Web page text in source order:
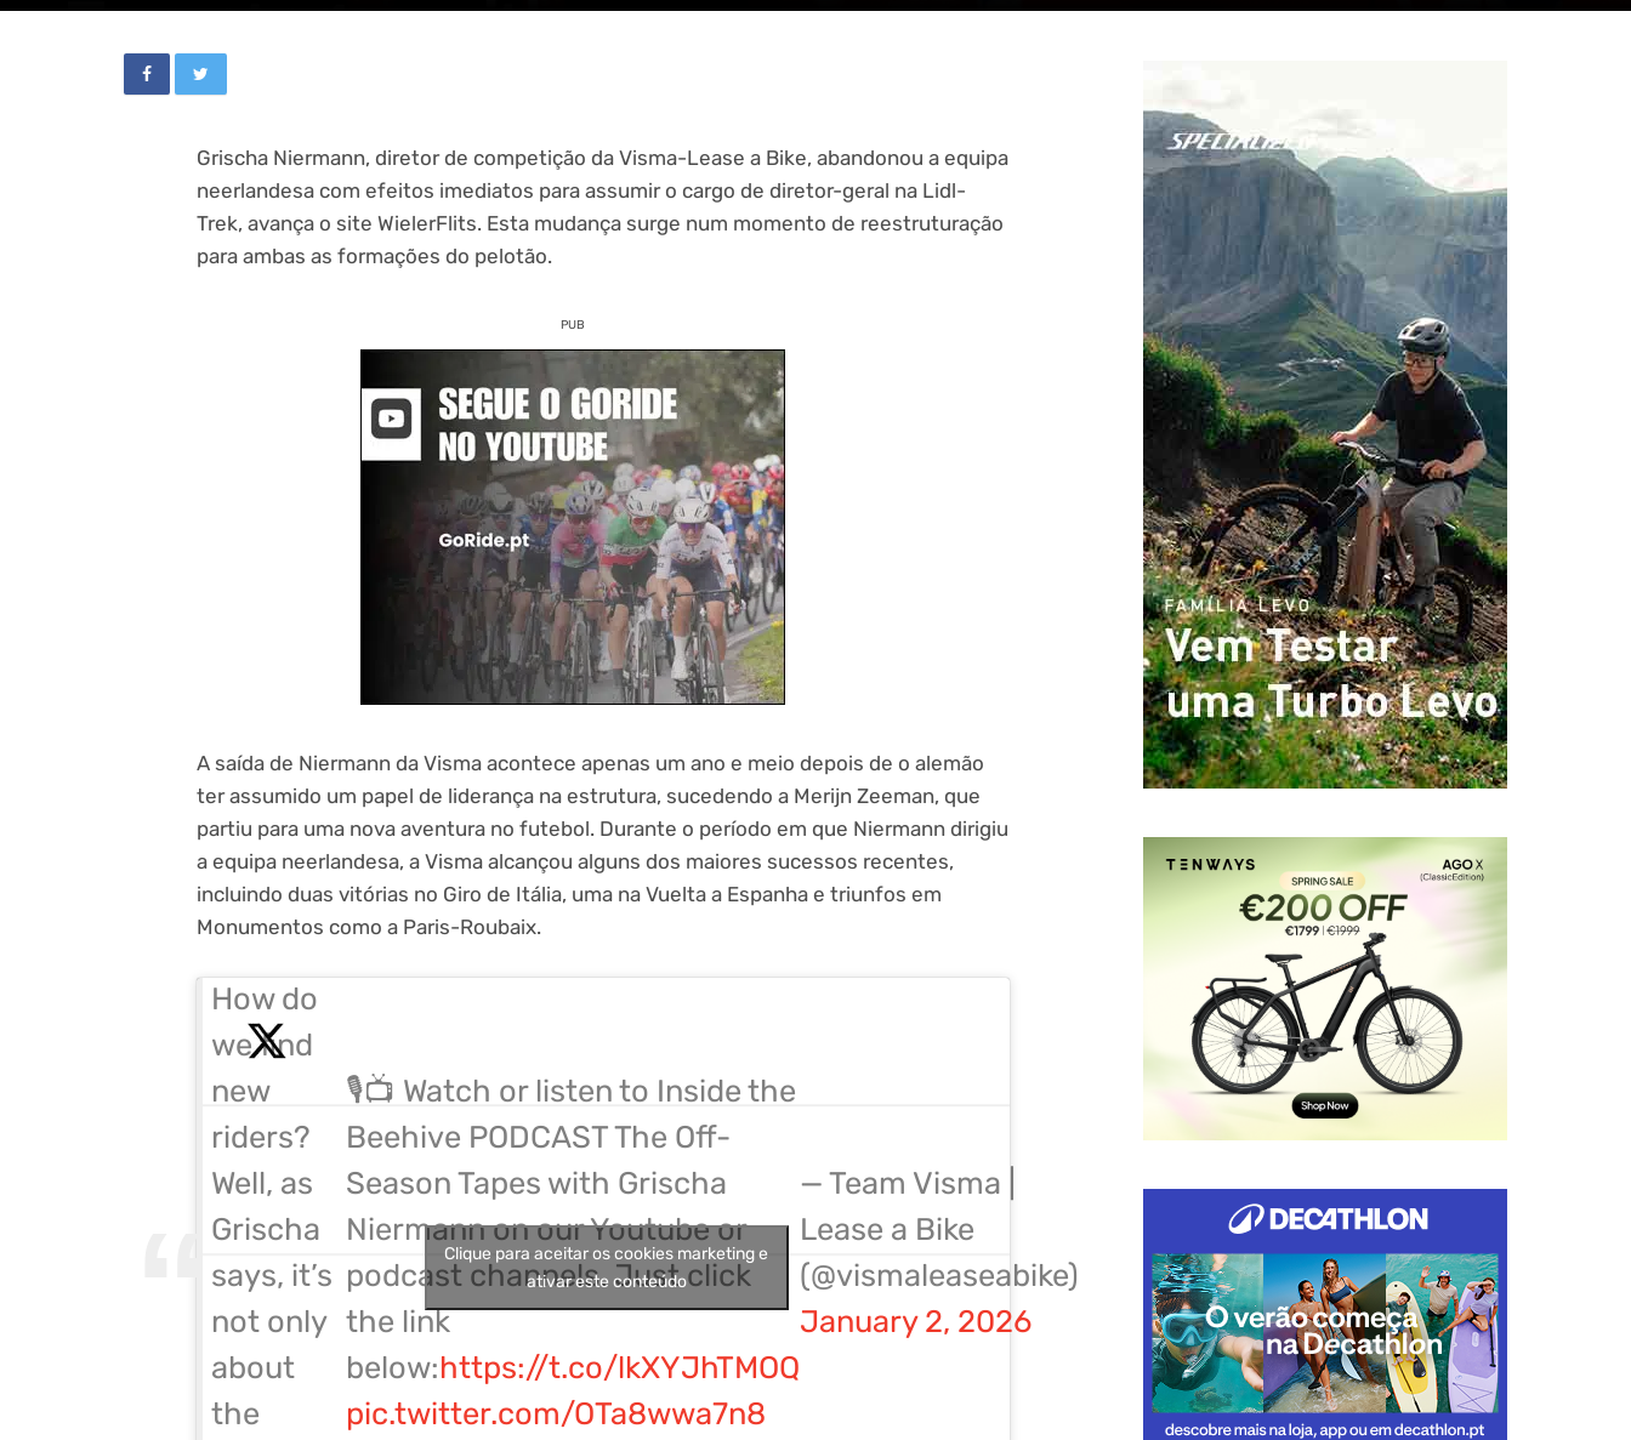
Grischa Niermann, diretor de competição da Visma-Lease a Bike, abandonou a equipa
neerlandesa com efeitos imediatos para assumir o cargo de diretor-geral na Lidl-
Trek, avança o site WielerFlits. Esta mudança surge num momento de reestruturação
para ambas as formações do pelotão.
PUB
A saída de Niermann da Visma acontece apenas um ano e meio depois de o alemão
ter assumido um papel de liderança na estrutura, sucedendo a Merijn Zeeman, que
partiu para uma nova aventura no futebol. Durante o período em que Niermann dirigiu
a equipa neerlandesa, a Visma alcançou alguns dos maiores sucessos recentes,
incluindo duas vitórias no Giro de Itália, uma na Vuelta a Espanha e triunfos em
Monumentos como a Paris-Roubaix.
How do
we find
new
riders?
Well, as
Grischa
says, it’s
not only
about
the
🎙️📺 Watch or listen to Inside the
Beehive PODCAST The Off-
Season Tapes with Grischa
Niermann on our Youtube or
podcast channels. Just click
the link
below:https://t.co/lkXYJhTMOQ
pic.twitter.com/OTa8wwa7n8
— Team Visma |
Lease a Bike
(@vismaleaseabike)
January 2, 2026
Clique para aceitar os cookies marketing e
ativar este conteúdo